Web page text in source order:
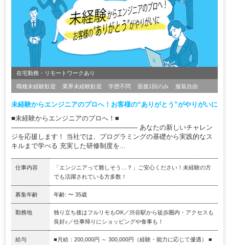
在宅勤務・リモートワークあり
職種未経験歓迎 業界未経験歓迎 学歴不問 面接1回のみ 服装自由
未経験からエンジニアのプロへ！お客様の“ありがとう”がやりがいに
■未経験からエンジニアのプロへ！■
――――――――――――――――――― あなたの新しいチャレン
ジを応援します！ 当社では、プログラミングの基礎から実践的なス
キルまで学べる 充実した研修制度を...
仕事内容
「エンジニアって難しそう…？」ご安心ください！未経験の方
でも活躍されている方多数！
募集年齢 年齢: 〜 35歳
勤務地
独り立ち後はフルリモもOK／渋谷駅から徒歩圏内・アクセスも
良好♪／仕事帰りにショッピングや食事も！
給与 ■月給：200,000円 ～ 300,000円（経験・能力に応じて優遇） ■